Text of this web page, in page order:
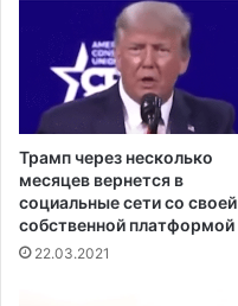
т
н
к
р
ж
д
а
Трамп через несколько
месяцев вернется в
социальные сети со своей
собственной платформой
22.03.2021